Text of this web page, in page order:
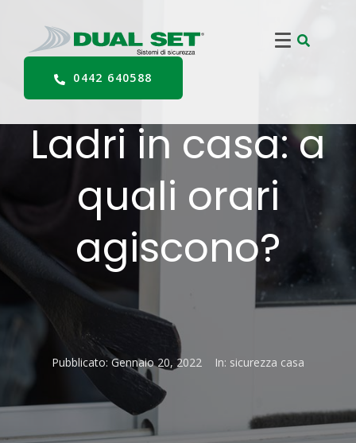
0442 640588
Ladri in casa: a
quali orari
agiscono?
Pubblicato:Gennaio 20, 2022 In: sicurezza casa